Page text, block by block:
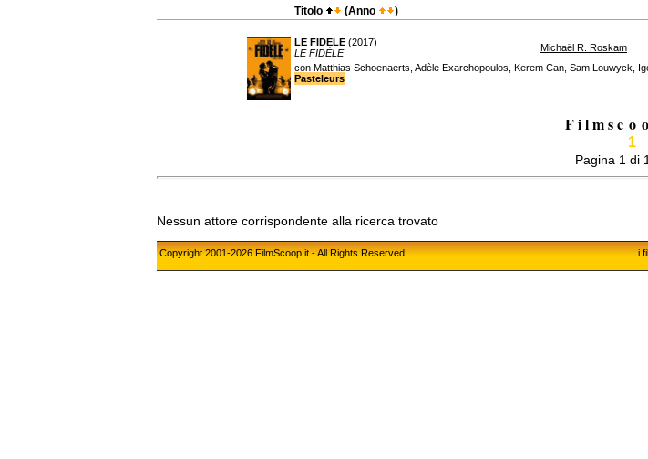
Titolo (Anno )
LE FIDELE (2017)
LE FIDÈLE
Michaël R. Roskam
con Matthias Schoenaerts, Adèle Exarchopoulos, Kerem Can, Sam Louwyck,
Pasteleurs
F i l m s c o
1
Pagina 1 di 1
Nessun attore corrispondente alla ricerca trovato
i
Copyright 2001-2026 FilmScoop.it - All Rights Reserved